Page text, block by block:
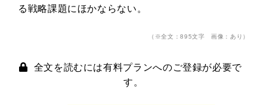
る戦略課題にほかならない。
（※全文：895文字 画像：あり）
全文を読むには有料プランへのご登録が必要で
す。